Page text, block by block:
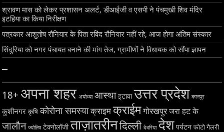
श्रावण मास को लेकर प्रशासन अलर्ट, डीआईजी व एसपी ने पंचमुखी शिव मंदिर
इटहिया का किया निरीक्षण
पत्रकार आशुतोष रौनियार के पिता रविंद रौनियार नहीं रहे, आज होगा अंतिम संस्कार
सिंदुरिया को नगर पंचायत बनाने की मांग तेज, ग्रामीणों ने विधायक को सौंपा ज्ञापन
–
18+ अपना शहर अयोध्या आस्था इटावा उत्तर प्रदेश कानपुर
कुशीनगर कृषि कोरोना समस्या क्राइम क्राईम गोरखपुर जरा हट के
जालौन ज्योतिष टेक्नोलॉजी ताज़ातरीनदिल्ली देवरिया देश पर्यटन फोटो गैलरी